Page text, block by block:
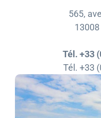
565,
13008
Tél. +33
Tél. +33